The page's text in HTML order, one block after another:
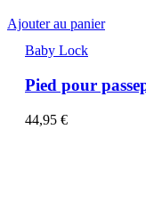
Ajouter au panier
Baby Lock
Pied pour
44,95 €